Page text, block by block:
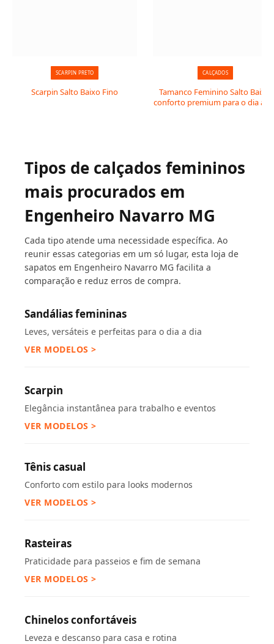
SCARPIN PRETO
Scarpin Salto Baixo Fino
CALÇADOS
Tamanco Feminino Salto Baixo:
conforto premium para o dia a
Tipos de calçados femininos
mais procurados em
Engenheiro Navarro MG
Cada tipo atende uma necessidade específica. Ao
reunir essas categorias em um só lugar, esta loja de
sapatos em Engenheiro Navarro MG facilita a
comparação e reduz erros de compra.
Sandálias femininas
Leves, versáteis e perfeitas para o dia a dia
VER MODELOS >
Scarpin
Elegância instantânea para trabalho e eventos
VER MODELOS >
Tênis casual
Conforto com estilo para looks modernos
VER MODELOS >
Rasteiras
Praticidade para passeios e fim de semana
VER MODELOS >
Chinelos confortáveis
Leveza e descanso para casa e rotina